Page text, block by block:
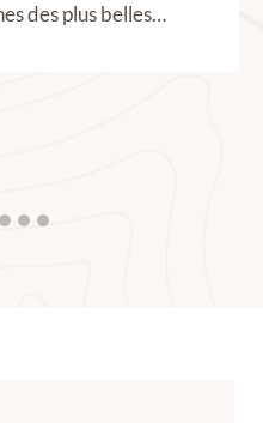
des plus belles…